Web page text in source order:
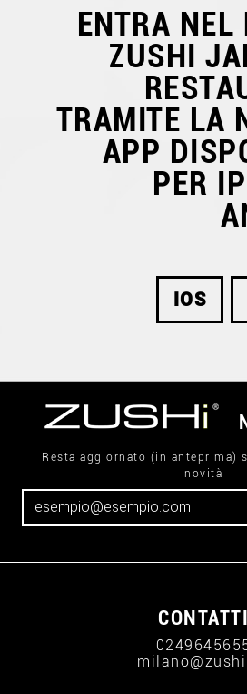
ENTRA NEL
ZUSHI
TRAMITE LA
APP
PER
IOS
Resta aggiornato (in anteprima)
novità
CONTATTI